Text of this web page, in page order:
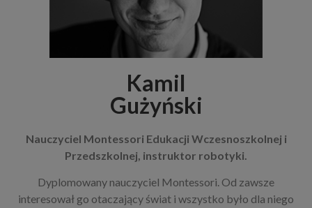
Kamil
Gużyński
Nauczyciel Montessori Edukacji Wczesnoszkolnej i
Przedszkolnej, instruktor robotyki.
Dyplomowany nauczyciel Montessori. Od zawsze
interesował go otaczający świat i wszystko było dla niego